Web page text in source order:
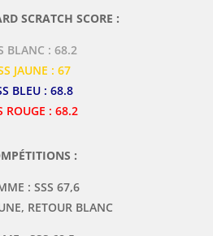
SCRATCH SCORE :
BLANC : 68.2
JAUNE : 67
BLEU : 68.8
ROUGE : 68.2
:
: SSS 67,6
RETOUR BLANC